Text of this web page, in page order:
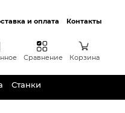
и оплата Контакты
Сравнение Корзина
Станки